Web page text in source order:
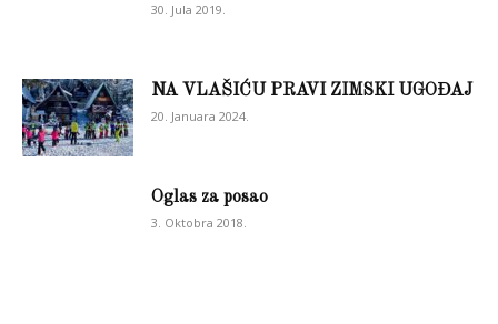
30. Jula 2019.
NA VLAŠIĆU PRAVI ZIMSKI UGOĐAJ
20. Januara 2024.
Oglas za posao
3. Oktobra 2018.